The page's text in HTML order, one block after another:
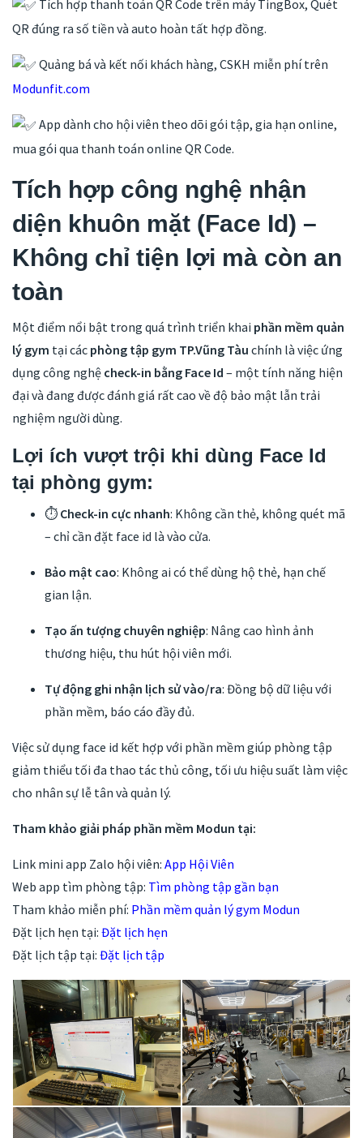
Tích hợp thanh toán QR Code trên máy TingBox, Quét
QR đúng ra số tiền và auto hoàn tất hợp đồng.
Quảng bá và kết nối khách hàng, CSKH miễn phí trên
Modunfit.com
App dành cho hội viên theo dõi gói tập, gia hạn online,
mua gói qua thanh toán online QR Code.
Tích hợp công nghệ nhận
diện khuôn mặt (Face Id) –
Không chỉ tiện lợi mà còn an
toàn
Một điểm nổi bật trong quá trình triển khai phần mềm quản
lý gym tại các phòng tập gym TP.Vũng Tàu chính là việc ứng
dụng công nghệ check-in bằng Face Id – một tính năng hiện
đại và đang được đánh giá rất cao về độ bảo mật lẫn trải
nghiệm người dùng.
Lợi ích vượt trội khi dùng Face Id
tại phòng gym:
⏱ Check-in cực nhanh: Không cần thẻ, không quét mã
– chỉ cần đặt face id là vào cửa.
Bảo mật cao: Không ai có thể dùng hộ thẻ, hạn chế
gian lận.
Tạo ấn tượng chuyên nghiệp: Nâng cao hình ảnh
thương hiệu, thu hút hội viên mới.
Tự động ghi nhận lịch sử vào/ra: Đồng bộ dữ liệu với
phần mềm, báo cáo đầy đủ.
Việc sử dụng face id kết hợp với phần mềm giúp phòng tập
giảm thiểu tối đa thao tác thủ công, tối ưu hiệu suất làm việc
cho nhân sự lễ tân và quản lý.
Tham khảo giải pháp phần mềm Modun tại:
Link mini app Zalo hội viên: App Hội Viên
Web app tìm phòng tập: Tìm phòng tập gần bạn
Tham khảo miễn phí: Phần mềm quản lý gym Modun
Đặt lịch hẹn tại: Đặt lịch hẹn
Đặt lịch tập tại: Đặt lịch tập